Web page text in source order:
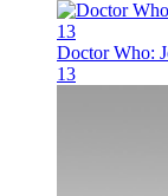
Doctor Who:
13